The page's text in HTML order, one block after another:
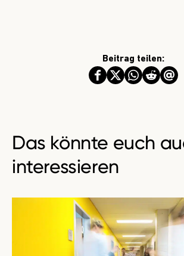
Beitrag teilen:
Das könnte euch
interessieren